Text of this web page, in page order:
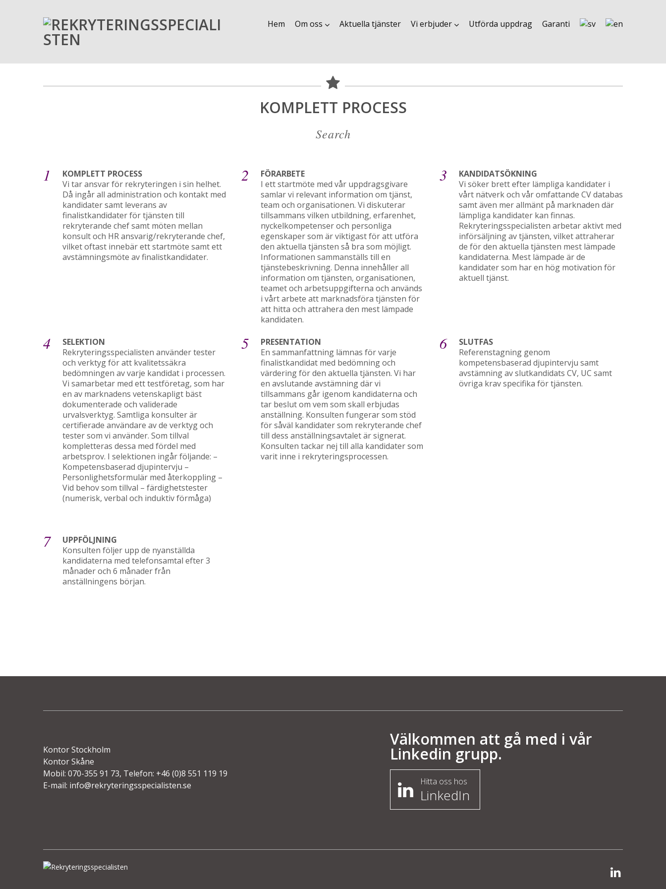
Hem Om oss Aktuella tjänster Vi erbjuder Utförda uppdrag Garanti
KOMPLETT PROCESS
Search
1
KOMPLETT PROCESS
Vi tar ansvar för rekryteringen i sin helhet.
Då ingår all administration och kontakt med
kandidater samt leverans av
finalistkandidater för tjänsten till
rekryterande chef samt möten mellan
konsult och HR ansvarig/rekryterande chef,
vilket oftast innebär ett startmöte samt ett
avstämningsmöte av finalistkandidater.
2
FÖRARBETE
I ett startmöte med vår uppdragsgivare
samlar vi relevant information om tjänst,
team och organisationen. Vi diskuterar
tillsammans vilken utbildning, erfarenhet,
nyckelkompetenser och personliga
egenskaper som är viktigast för att utföra
den aktuella tjänsten så bra som möjligt.
Informationen sammanställs till en
tjänstebeskrivning. Denna innehåller all
information om tjänsten, organisationen,
teamet och arbetsuppgifterna och används
i vårt arbete att marknadsföra tjänsten för
att hitta och attrahera den mest lämpade
kandidaten.
3
KANDIDATSÖKNING
Vi söker brett efter lämpliga kandidater i
vårt nätverk och vår omfattande CV databas
samt även mer allmänt på marknaden där
lämpliga kandidater kan finnas.
Rekryteringsspecialisten arbetar aktivt med
införsäljning av tjänsten, vilket attraherar
de för den aktuella tjänsten mest lämpade
kandidaterna. Mest lämpade är de
kandidater som har en hög motivation för
aktuell tjänst.
4
SELEKTION
Rekryteringsspecialisten använder tester
och verktyg för att kvalitetssäkra
bedömningen av varje kandidat i processen.
Vi samarbetar med ett testföretag, som har
en av marknadens vetenskapligt bäst
dokumenterade och validerade
urvalsverktyg. Samtliga konsulter är
certifierade användare av de verktyg och
tester som vi använder. Som tillval
kompletteras dessa med fördel med
arbetsprov. I selektionen ingår följande: –
Kompetensbaserad djupintervju –
Personlighetsformulär med återkoppling –
Vid behov som tillval – färdighetstester
(numerisk, verbal och induktiv förmåga)
5
PRESENTATION
En sammanfattning lämnas för varje
finalistkandidat med bedömning och
värdering för den aktuella tjänsten. Vi har
en avslutande avstämning där vi
tillsammans går igenom kandidaterna och
tar beslut om vem som skall erbjudas
anställning. Konsulten fungerar som stöd
för såväl kandidater som rekryterande chef
till dess anställningsavtalet är signerat.
Konsulten tackar nej till alla kandidater som
varit inne i rekryteringsprocessen.
6
SLUTFAS
Referenstagning genom
kompetensbaserad djupintervju samt
avstämning av slutkandidats CV, UC samt
övriga krav specifika för tjänsten.
7
UPPFÖLJNING
Konsulten följer upp de nyanställda
kandidaterna med telefonsamtal efter 3
månader och 6 månader från
anställningens början.
Kontor Stockholm
Kontor Skåne
Mobil: 070-355 91 73, Telefon: +46 (0)8 551 119 19
E-mail: info@rekryteringsspecialisten.se
Välkommen att gå med i vår
Linkedin grupp.
Hitta oss hos
LinkedIn